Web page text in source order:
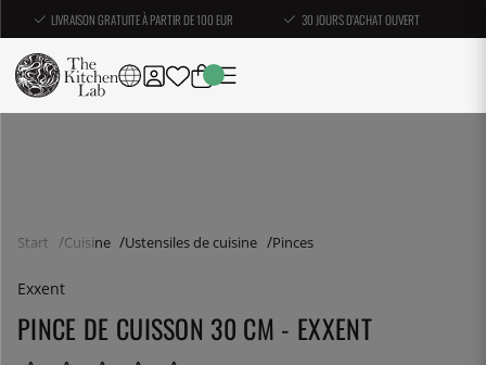
LIVRAISON GRATUITE À PARTIR DE 100 EUR 30 JOURS D'ACHAT OUVERT
Start Cuisine Ustensiles de cuisine Pinces
Exxent
PINCE DE CUISSON 30 CM - EXXENT